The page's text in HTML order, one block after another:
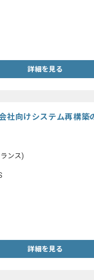
詳細を見る
社向けシステム再構
ンス)
詳細を見る